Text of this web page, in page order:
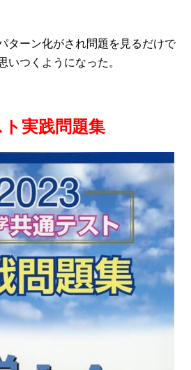
ターン化がされ問題を見るだけで
いつくようになった。
実践問題集